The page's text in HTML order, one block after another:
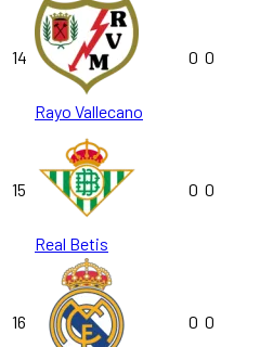
14
Rayo Vallecano
0 0
15
Real Betis
0 0
16 0 0